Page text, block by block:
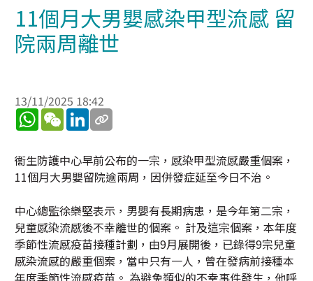
11個月大男嬰感染甲型流感 留
院兩周離世
13/11/2025 18:42
WhatsApp
WeChatLinkedIn
衞生防護中心早前公布的一宗，感染甲型流感嚴重個案，
11個月大男嬰留院逾兩周，因併發症延至今日不治。
中心總監徐樂堅表示，男嬰有長期病患，是今年第二宗，
兒童感染流感後不幸離世的個案。 計及這宗個案，本年度
季節性流感疫苗接種計劃，由9月展開後，已錄得9宗兒童
感染流感的嚴重個案，當中只有一人，曾在發病前接種本
年度季節性流感疫苗。 為避免類似的不幸事件發生，他呼